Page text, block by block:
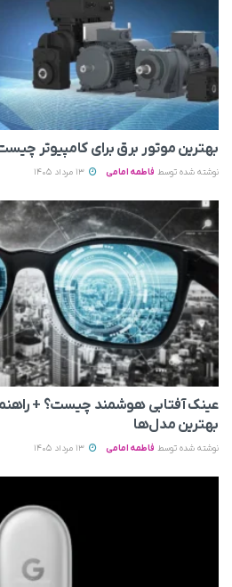
بهترین موتور برق برای کامپیوتر
نوشته شده توسط فاطمه امامی
عینک آفتابی هوشمند چیست؟ +
بهترین مدل‌ها
نوشته شده توسط فاطمه امامی